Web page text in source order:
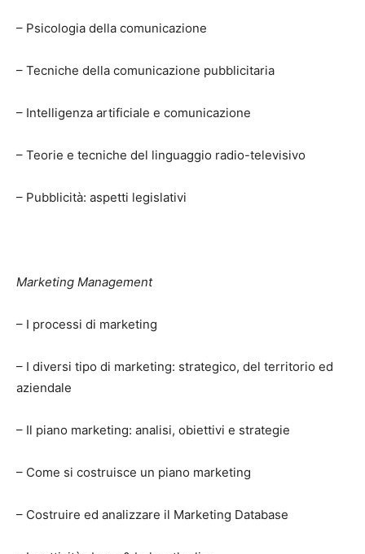
– Psicologia della comunicazione
– Tecniche della comunicazione pubblicitaria
– Intelligenza artificiale e comunicazione
– Teorie e tecniche del linguaggio radio-televisivo
– Pubblicità: aspetti legislativi
Marketing Management
– I processi di marketing
– I diversi tipo di marketing: strategico, del territorio ed
aziendale
– Il piano marketing: analisi, obiettivi e strategie
– Come si costruisce un piano marketing
– Costruire ed analizzare il Marketing Database